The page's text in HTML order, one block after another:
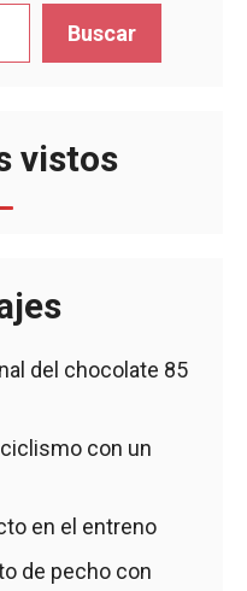
Buscar
vistos
del chocolate 85
con un
en el entreno
de pecho con